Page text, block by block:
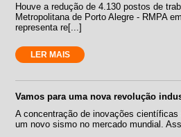
Houve a redução de 4.130 postos de
Metropolitana de Porto Alegre - RMPA
representa re[...]
LER MAIS
Vamos para uma nova revolução
A concentração de inovações
um novo sismo no mercado mundial.